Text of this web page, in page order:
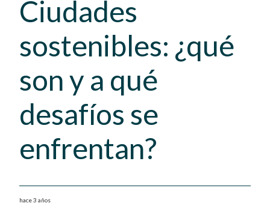
Ciudades
sostenibles: ¿qué
son y a qué
desafíos se
enfrentan?
hace 3 años